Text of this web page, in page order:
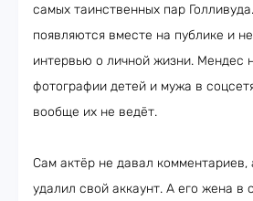
самых таинственных пар
появляются вместе на публике и
интервью о личной жизни. Мендес
фотографии детей и мужа в
вообще их не ведёт.
Сам актёр не давал комментариев,
удалил свой аккаунт. А его жена в